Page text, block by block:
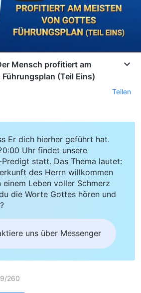
Mensch profitiert am
(Teil Eins)
Teilen
Er dich hierher geführt hat.
Uhr findet unsere
statt. Das Thema lautet:
des Herrn willkommen
Leben voller Schmerz
die Worte Gottes hören und
uns über Messenger
/260